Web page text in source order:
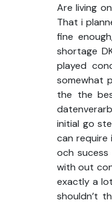
Are living
That i
fine
shortage
played
somewhat
the the
initial go
can
och sucess
with out
exactly a
shouldn’t